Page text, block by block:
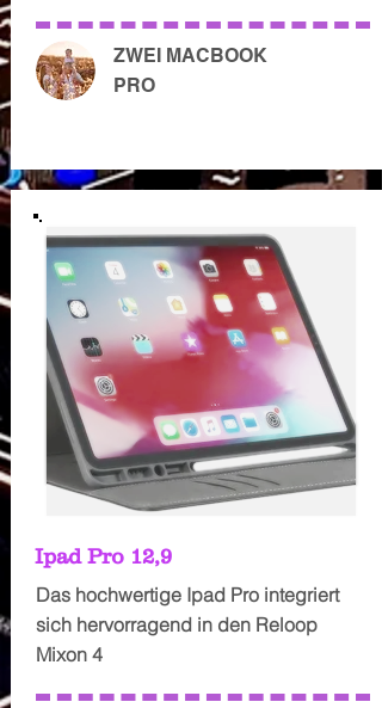
ZWEI MACBOOK
PRO
Ipad Pro 12,9
Das hochwertige Ipad Pro integriert
sich hervorragend in den Reloop
Mixon 4